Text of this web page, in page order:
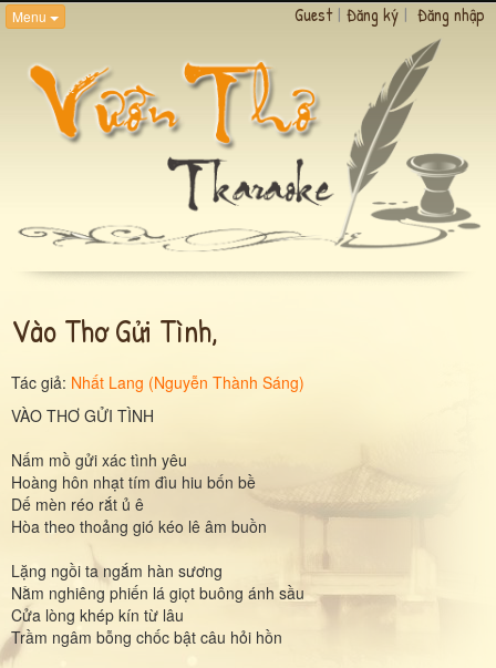
Menu Guest | Đăng ký | Đăng nhập
Vào Thơ Gửi Tình,
Tác giả: Nhất Lang (Nguyễn Thành Sáng)
VÀO THƠ GỬI TÌNH
Nấm mồ gửi xác tình yêu
Hoàng hôn nhạt tím đìu hiu bốn bề
Dế mèn réo rắt ủ ê
Hòa theo thoảng gió kéo lê âm buồn
Lặng ngồi ta ngắm hàn sương
Nằm nghiêng phiến lá giọt buông ánh sầu
Cửa lòng khép kín từ lâu
Trầm ngâm bỗng chốc bật câu hỏi hồn